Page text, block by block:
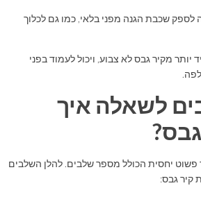
לספק שכבת הגנה מפני בלאי, כמו גם לכלוך
יותר מקיר גבס לא צבוע, ויכול לעמוד בפני
לשאלה איך
פשוט יחסית הכולל מספר שלבים. להלן השלבים
קיר גבס: